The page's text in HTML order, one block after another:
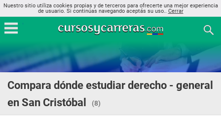
Nuestro sitio utiliza cookies propias y de terceros para ofrecerte una mejor experiencia
de usuario. Si continúas navegando aceptás su uso.. Cerrar
Compara dónde estudiar derecho - general
en San Cristóbal
(8)